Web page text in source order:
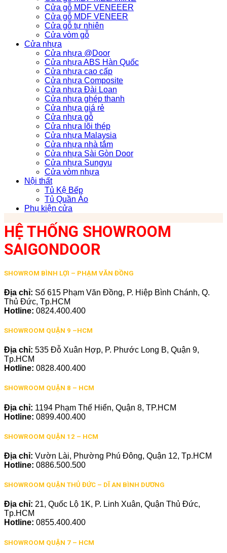
Cửa gỗ MDF VENEEER
Cửa gỗ MDF VENEER
Cửa gỗ tự nhiên
Cửa vòm gỗ
Cửa nhựa
Cửa nhựa @Door
Cửa nhựa ABS Hàn Quốc
Cửa nhựa cao cấp
Cửa nhựa Composite
Cửa nhựa Đài Loan
Cửa nhựa ghép thanh
Cửa nhựa giá rẻ
Cửa nhựa gỗ
Cửa nhựa lõi thép
Cửa nhựa Malaysia
Cửa nhựa nhà tắm
Cửa nhựa Sài Gòn Door
Cửa nhựa Sungyu
Cửa vòm nhựa
Nội thất
Tủ Kệ Bếp
Tủ Quần Áo
Phụ kiện cửa
HỆ THỐNG SHOWROOM
SAIGONDOOR
SHOWROM BÌNH LỢI – PHẠM VĂN ĐỒNG
Địa chỉ: Số 615 Phạm Văn Đồng, P. Hiệp Bình Chánh, Q.
Thủ Đức, Tp.HCM
Hotline: 0824.400.400
SHOWROOM QUẬN 9 –HCM
Địa chỉ: 535 Đỗ Xuân Hợp, P. Phước Long B, Quận 9,
Tp.HCM
Hotline: 0828.400.400
SHOWROOM QUẬN 8 – HCM
Địa chỉ: 1194 Phạm Thế Hiển, Quận 8, TP.HCM
Hotline: 0899.400.400
SHOWROOM QUẬN 12 – HCM
Địa chỉ: Vườn Lài, Phường Phú Đông, Quận 12, Tp.HCM
Hotline: 0886.500.500
SHOWROOM QUẬN THỦ ĐỨC – DĨ AN BÌNH DƯƠNG
Địa chỉ: 21, Quốc Lộ 1K, P. Linh Xuân, Quận Thủ Đức,
Tp.HCM
Hotline: 0855.400.400
SHOWROOM QUẬN 7 – HCM